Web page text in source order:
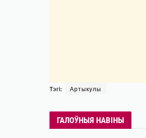
Тэгі: Артыкулы
ГАЛОЎНЫЯ НАВІНЫ